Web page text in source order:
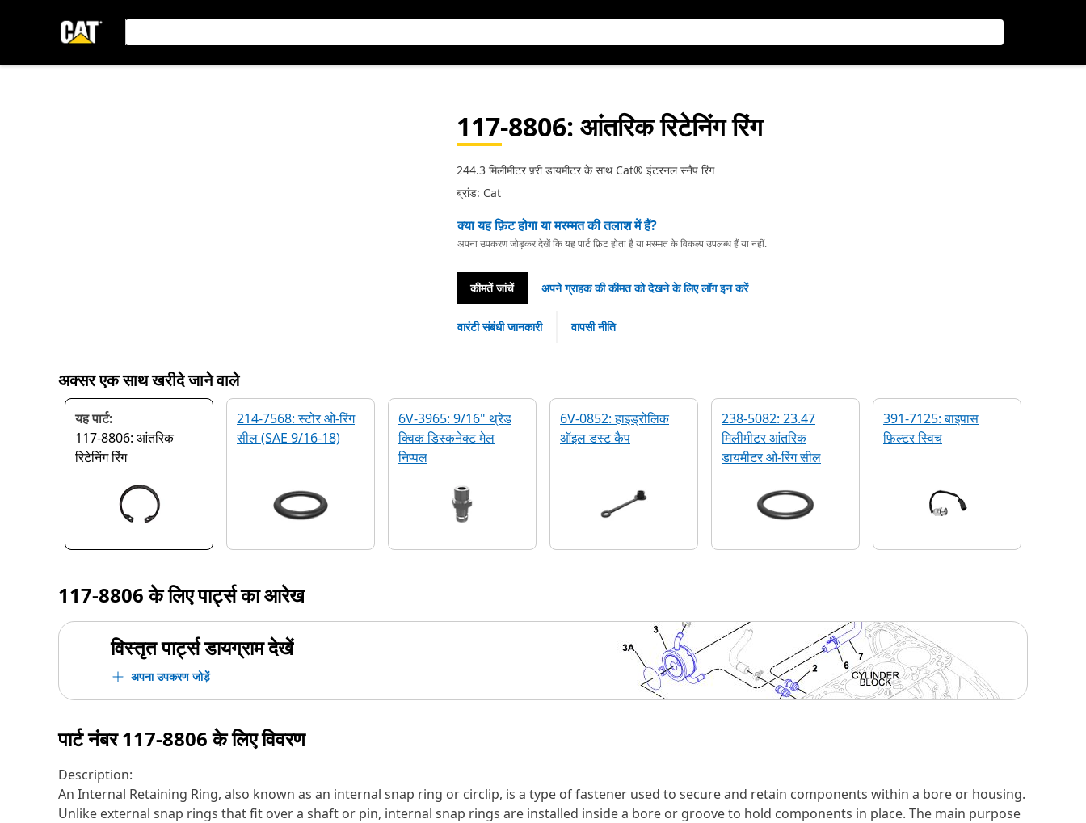
117-8806: आंतरिक रिटेनिंग रिंग
244.3 मिलीमीटर फ़्री डायमीटर के साथ Cat® इंटरनल स्नैप रिंग
ब्रांड: Cat
क्या यह फ़िट होगा या मरम्मत की तलाश में हैं?
अपना उपकरण जोड़कर देखें कि यह पार्ट फ़िट होता है या मरम्मत के विकल्प उपलब्ध हैं या नहीं.
कीमतें जांचें अपने ग्राहक की कीमत को देखने के लिए लॉग इन करें
वारंटी संबंधी जानकारी वापसी नीति
अक्सर एक साथ खरीदे जाने वाले
यह पार्ट:
117-8806: आंतरिक
रिटेनिंग रिंग
214-7568: स्टोर ओ-रिंग
सील (SAE 9/16-18)
6V-3965: 9/16" थ्रेड
क्विक डिस्कनेक्ट मेल
निप्पल
6V-0852: हाइड्रोलिक
ऑइल डस्ट कैप
238-5082: 23.47
मिलीमीटर आंतरिक
डायमीटर ओ-रिंग सील
391-7125: बाइपास
फ़िल्टर स्विच
117-8806के लिए पार्ट्स का आरेख
विस्तृत पार्ट्स डायग्राम देखें
अपना उपकरण जोड़ें
पार्ट नंबर117-8806के लिए विवरण
Description:
An Internal Retaining Ring, also known as an internal snap ring or circlip, is a type of fastener used to secure and retain components within a bore or housing.
Unlike external snap rings that fit over a shaft or pin, internal snap rings are installed inside a bore or groove to hold components in place. The main purpose